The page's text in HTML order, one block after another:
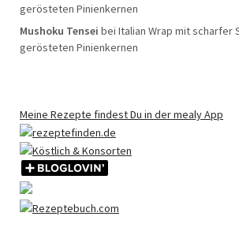
gerösteten Pinienkernen
Mushoku Tensei bei Italian Wrap mit scharfer
gerösteten Pinienkernen
Meine Rezepte findest Du in der mealy App